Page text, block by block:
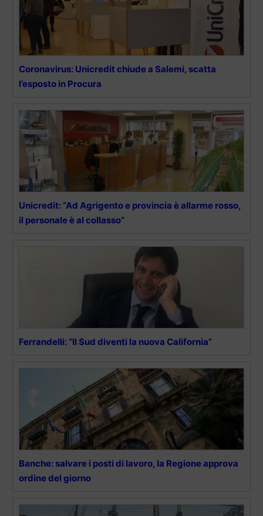
Coronavirus: Unicredit chiude a Salemi, scatta
l’esposto in Procura
Unicredit: “Ad Agrigento e provincia è allarme rosso,
il personale è al collasso”
Ferrandelli: “Il Sud diventi la nuova California”
Banche: salvare i posti di lavoro, la Regione approva
ordine del giorno